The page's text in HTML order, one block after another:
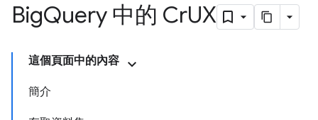
BigQuery 中的 CrUX
這個頁面中的內容
簡介